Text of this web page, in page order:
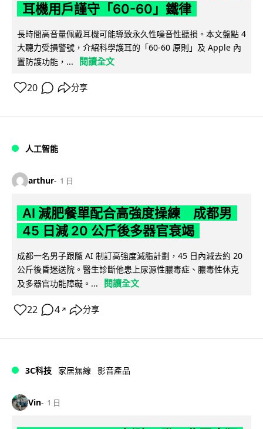
耳機用戶謹守「60-60」鐵律
長時間高音量佩戴耳機可能導致永久性噪音性聽損。本文盤點 4
大聽力受損警號，介紹科學護耳的「60-60 原則」及 Apple 內
置防護功能，...
閱讀全文
20 分享
人工智能
arthur 1 日
AI 減肥餐單配合高強度操練 成都男
45 日減 20 公斤後多器官衰竭
成都一名男子跟隨 AI 制訂高強度減脂計劃，45 日內減去約 20
公斤後昏迷送院。醫生診斷他患上尿源性膿毒症、膿毒性休克
及多器官功能障礙。...
閱讀全文
22 4 ↗ 分享
3C科技 家居無線 影音產品
Vin 1 日